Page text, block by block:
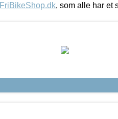
FriBikeShop.dk, som alle har et